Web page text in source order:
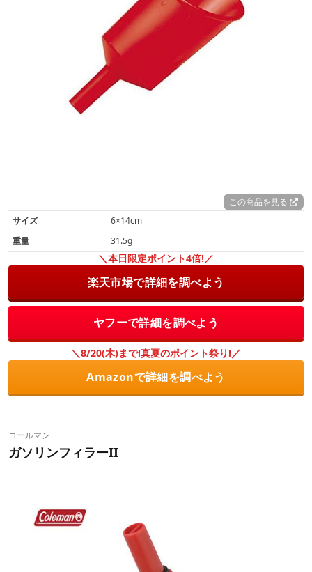
この商品を見る
サイズ
6×14cm
重量
31.5g
＼本日限定ポイント4倍!／
楽天市場で詳細を調べよう
ヤフーで詳細を調べよう
＼8/20(木)まで!真夏のポイント祭り!／
Amazonで詳細を調べよう
コールマン
ガソリンフィラーII